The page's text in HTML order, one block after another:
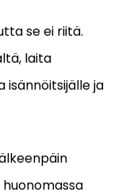
se ei riitä.
laita
isännöitsijälle ja